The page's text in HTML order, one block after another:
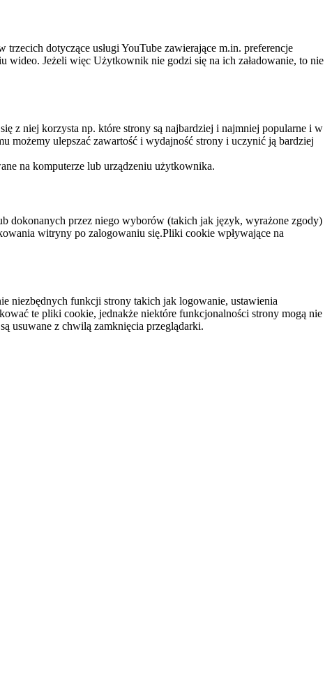
dotyczące usługi YouTube zawierające m.in. preferencje
wideo. Jeżeli więc Użytkownik nie godzi się na ich załadowanie, to nie
z niej korzysta np. które strony są najbardziej i najmniej popularne i w
możemy ulepszać zawartość i wydajność strony i uczynić ją bardziej
na komputerze lub urządzeniu użytkownika.
dokonanych przez niego wyborów (takich jak język, wyrażone zgody)
witryny po zalogowaniu się.Pliki cookie wpływające na
niezbędnych funkcji strony takich jak logowanie, ustawienia
te pliki cookie, jednakże niektóre funkcjonalności strony mogą nie
usuwane z chwilą zamknięcia przeglądarki.